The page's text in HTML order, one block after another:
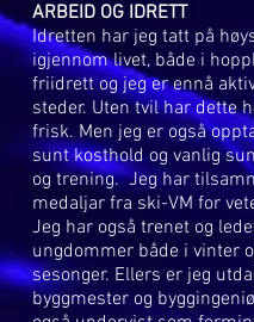
ARBEID OG IDRETT
Idretten har jeg tatt på
igjennom livet, både i
friidrett og jeg er ennå
steder. Uten tvil har dette
frisk. Men jeg er også
sunt kosthold og vanlig
og trening. Jeg har
medaljar fra ski-VM for
Jeg har også trenet og
ungdommer både i vinter
sesonger. Ellers er jeg
byggmester og